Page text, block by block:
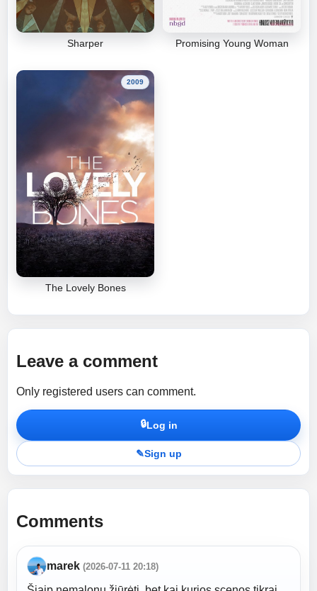
Sharper Promising Young Woman
2009
The Lovely Bones
Leave a comment
Only registered users can comment.
🔒Log in
✎Sign up
Comments
marek (2026-07-11 20:18)